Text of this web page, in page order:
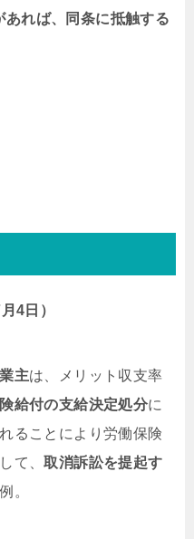
れば、同条に抵触する
4日）
主は、メリット収支率
給付の支給決定処分に
ることにより労働保険
て、取消訴訟を提起す
。